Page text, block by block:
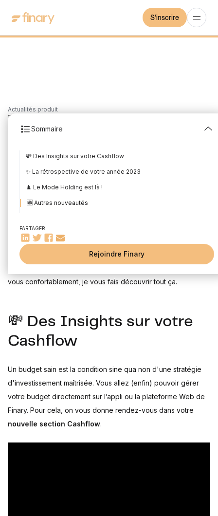
S'inscrire
Actualités produit
Sommaire
💸 Des Insights sur votre Cashflow
✨ La rétrospective de votre année 2023
♟️ Le Mode Holding est là !
🆕 Autres nouveautés
☝️ Une dernière chose…
PARTAGER
Rejoindre Finary
3
de Décembre 2023
Mounir Laggoune
On a terminé l’année en beauté avec un véritable feu d’artifice
de nouveautés. Toute l’équipe a charbonné afin de vous livrer
vous confortablement, je vous fais découvrir tout ça.
💸 Des Insights sur votre
Cashflow
Un budget sain est la condition sine qua non d'une stratégie
d'investissement maîtrisée. Vous allez (enfin) pouvoir gérer
votre budget directement sur l’appli ou la plateforme Web de
Finary. Pour cela, on vous donne rendez-vous dans votre
nouvelle section Cashflow.